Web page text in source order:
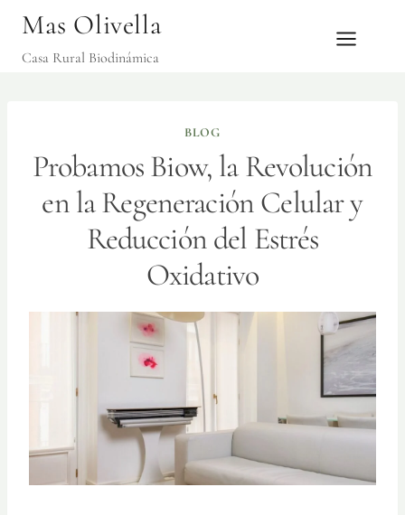
SaltarMas Olivella
Casa Rural Biodinámica
BLOG
Probamos Biow, la Revolución
en la Regeneración Celular y
Reducción del Estrés
Oxidativo